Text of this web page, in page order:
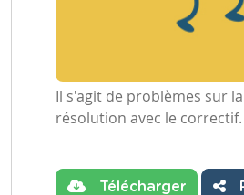
Il s'agit de problèmes sur
résolution avec le correctif.
Télécharger